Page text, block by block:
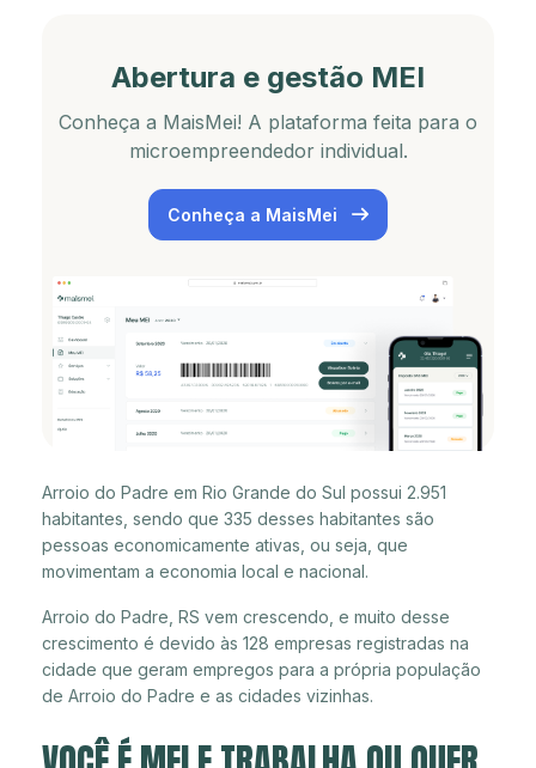
Abertura e gestão MEI
Conheça a MaisMei! A plataforma feita para o
microempreendedor individual.
Conheça a MaisMei
Arroio do Padre em Rio Grande do Sul possui 2.951
habitantes, sendo que 335 desses habitantes são
pessoas economicamente ativas, ou seja, que
movimentam a economia local e nacional.
Arroio do Padre, RS vem crescendo, e muito desse
crescimento é devido às 128 empresas registradas na
cidade que geram empregos para a própria população
de Arroio do Padre e as cidades vizinhas.